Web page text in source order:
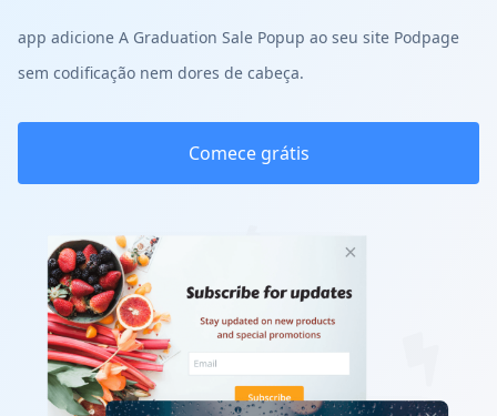
app adicione A Graduation Sale Popup ao seu site Podpage
sem codificação nem dores de cabeça.
Comece grátis